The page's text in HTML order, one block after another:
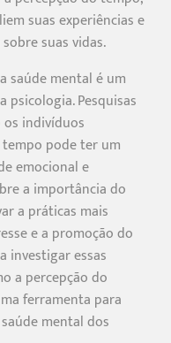
suas experiências e
suas vidas.
saúde mental é um
psicologia. Pesquisas
indivíduos
pode ter um
emocional e
a importância do
a práticas mais
e a promoção do
investigar essas
a percepção do
ferramenta para
mental dos